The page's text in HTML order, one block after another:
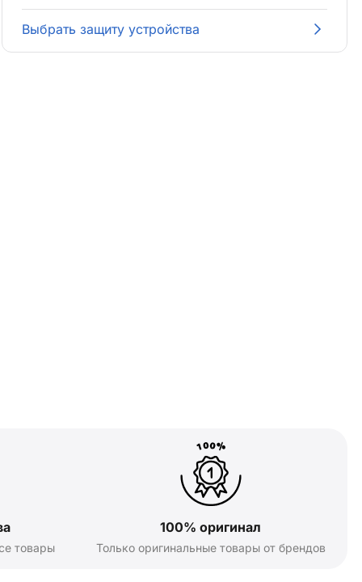
Выбрать защиту устройства
товары
100% оригинал
Только оригинальные товары от брендов